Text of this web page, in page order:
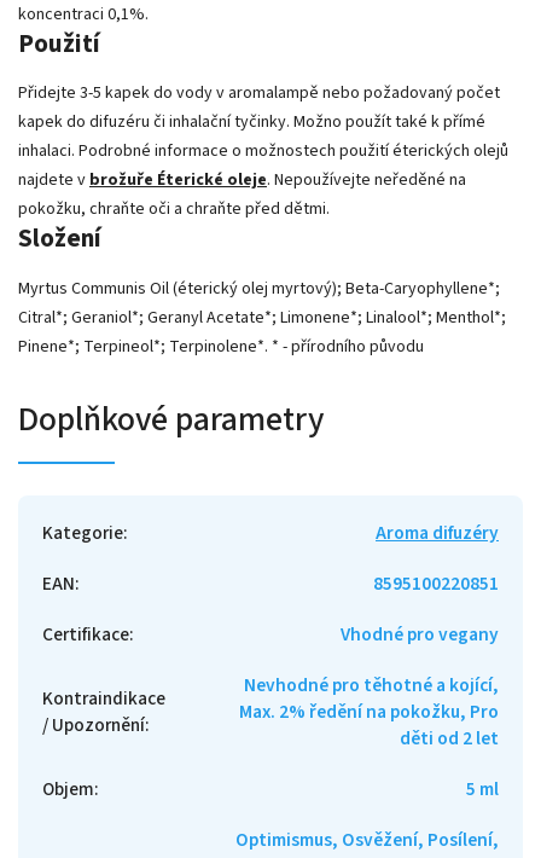
koncentraci 0,1%.
Použití
Přidejte 3-5 kapek do vody v aromalampě nebo požadovaný počet
kapek do difuzéru či inhalační tyčinky. Možno použít také k přímé
inhalaci. Podrobné informace o možnostech použití éterických olejů
najdete vbrožuře Éterické oleje. Nepoužívejte neředěné na
pokožku, chraňte oči a chraňte před dětmi.
Složení
Myrtus Communis Oil (éterický olej myrtový); Beta-Caryophyllene*;
Citral*; Geraniol*; Geranyl Acetate*; Limonene*; Linalool*; Menthol*;
Pinene*; Terpineol*; Terpinolene*. * - přírodního původu
Doplňkové parametry
Kategorie:
Aroma difuzéry
EAN:
8595100220851
Certifikace: Vhodné pro vegany
Kontraindikace
/ Upozornění:
Nevhodné pro těhotné a kojící,
Max. 2% ředění na pokožku, Pro
děti od 2 let
Objem: 5 ml
Optimismus, Osvěžení, Posílení,